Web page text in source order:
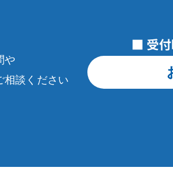
や
相談ください
■ 受付